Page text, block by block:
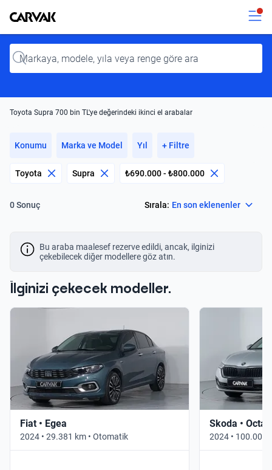
Kavak
Input
Toyota Supra 700 bin TL'ye değerindeki ikinci el arabalar
Konumu Marka ve Model Yıl + Filtre
Toyota Supra ₺690.000 - ₺800.000
0 Sonuç Sırala: En son eklenenler
Bu araba maalesef rezerve edildi, ancak, ilginizi
çekebilecek diğer modellere göz atın.
İlginizi çekecek modeller.
Fiat • Egea
2024 • 29.381 km • Otomatik
Skoda •
2024 • 100.000